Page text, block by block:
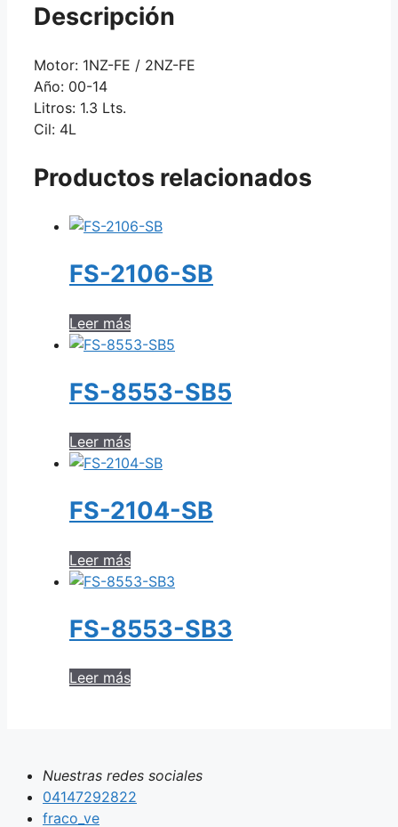
Descripción
Motor: 1NZ-FE / 2NZ-FE
Año: 00-14
Litros: 1.3 Lts.
Cil: 4L
Productos relacionados
FS-2106-SB
Leer más
FS-8553-SB5
Leer más
FS-2104-SB
Leer más
FS-8553-SB3
Leer más
Nuestras redes sociales
04147292822
fraco_ve